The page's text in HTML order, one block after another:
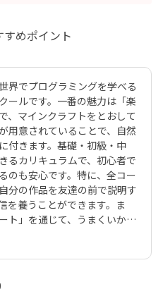
めポイント
界でプログラミングを学べる
ールです。一番の魅力は「楽
、マインクラフトをとおして
用意されていることで、自然
付きます。基礎・初級・中
るカリキュラムで、初心者で
のも安心です。特に、全コー
分の作品を友達の前で説明す
を養うことができます。ま
ト」を通じて、うまくいかな
る習慣が身に付くのも特徴
の答えを引き出すコーチン
解決する力を育みます。全国
てでも安心して参加できる
来につながる力を育てられ